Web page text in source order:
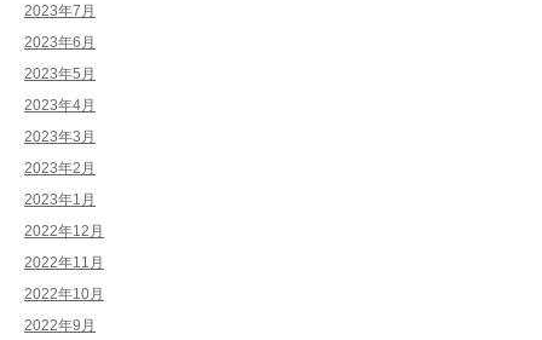
2023年7月
2023年6月
2023年5月
2023年4月
2023年3月
2023年2月
2023年1月
2022年12月
2022年11月
2022年10月
2022年9月